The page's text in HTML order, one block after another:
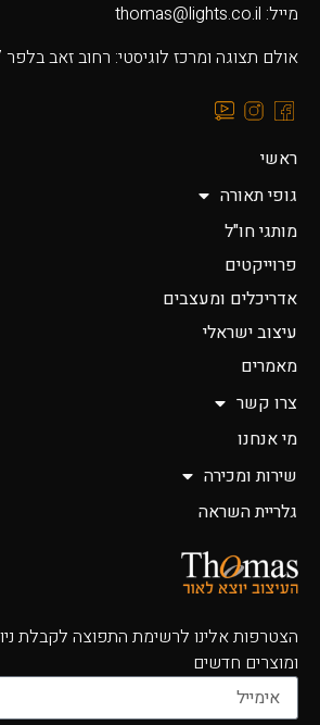
מייל: thomas@lights.co.il‬
אולם תצוגה ומרכז לוגיסטי: רחוב זאב בלפר 17, כפר סבא
ראשי
גופי תאורה
מותגי חו"ל
פרוייקטים
אדריכלים ומעצבים
עיצוב ישראלי
מאמרים
צרו קשר
מי אנחנו
שירות ומכירה
גלריית השראה
הצטרפות אלינו לרשימת התפוצה לקבלת
ומוצרים חדשים